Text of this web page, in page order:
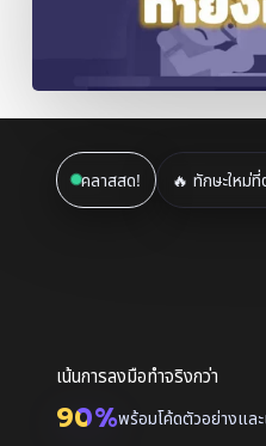
คลาสสด!
90%พร้อมโค้ดตัวอย่างและ